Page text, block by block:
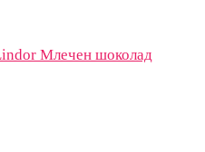
Млечен шоколад